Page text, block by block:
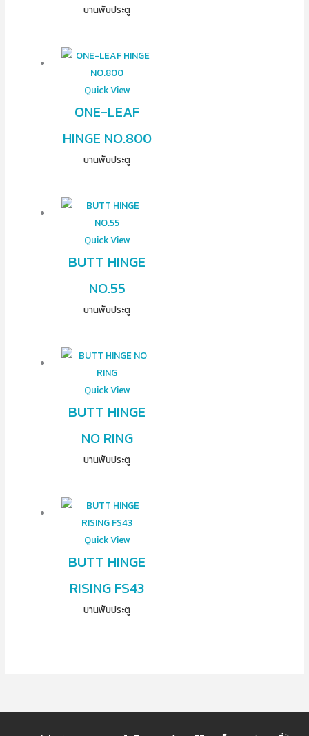
บานพับประตู
Quick View
ONE-LEAF
HINGE NO.800
บานพับประตู
Quick View
BUTT HINGE
NO.55
บานพับประตู
Quick View
BUTT HINGE
NO RING
บานพับประตู
Quick View
BUTT HINGE
RISING FS43
บานพับประตู